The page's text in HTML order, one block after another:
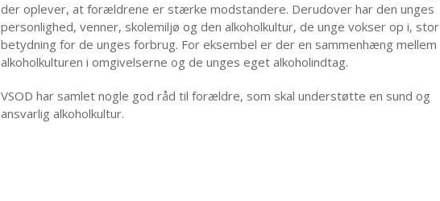
der oplever, at forældrene er stærke modstandere. Derudover har den unges
personlighed, venner, skolemiljø og den alkoholkultur, de unge vokser op i, stor
betydning for de unges forbrug. For eksembel er der en sammenhæng mellem
alkoholkulturen i omgivelserne og de unges eget alkoholindtag.
VSOD har samlet nogle god råd til forældre, som skal understøtte en sund og
ansvarlig alkoholkultur.